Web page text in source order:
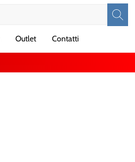
Outlet Contatti